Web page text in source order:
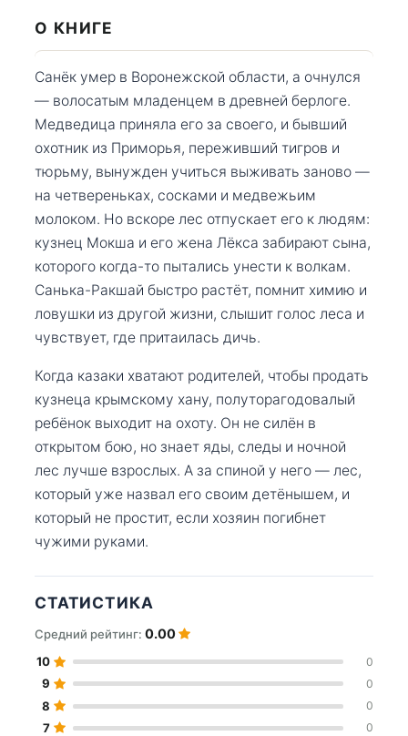
О КНИГЕ
Санёк умер в Воронежской области, а очнулся
— волосатым младенцем в древней берлоге.
Медведица приняла его за своего, и бывший
охотник из Приморья, переживший тигров и
тюрьму, вынужден учиться выживать заново —
на четвереньках, сосками и медвежьим
молоком. Но вскоре лес отпускает его к людям:
кузнец Мокша и его жена Лёкса забирают сына,
которого когда-то пытались унести к волкам.
Санька-Ракшай быстро растёт, помнит химию и
ловушки из другой жизни, слышит голос леса и
чувствует, где притаилась дичь.
Когда казаки хватают родителей, чтобы продать
кузнеца крымскому хану, полуторагодовалый
ребёнок выходит на охоту. Он не силён в
открытом бою, но знает яды, следы и ночной
лес лучше взрослых. А за спиной у него — лес,
который уже назвал его своим детёнышем, и
который не простит, если хозяин погибнет
чужими руками.
СТАТИСТИКА
Средний рейтинг: 0.00
10 0
9 0
8 0
7 0